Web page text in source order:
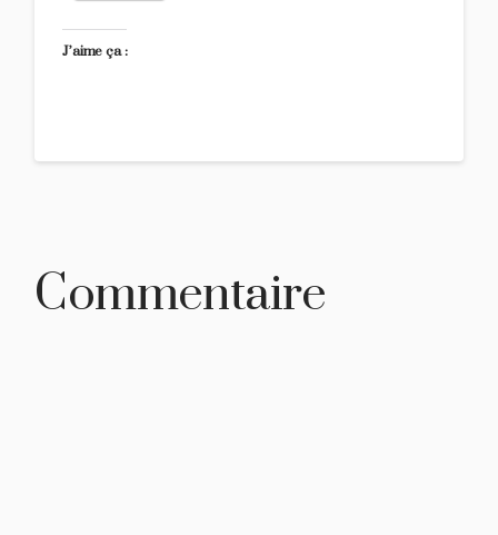
J’aime ça :
Commentaire